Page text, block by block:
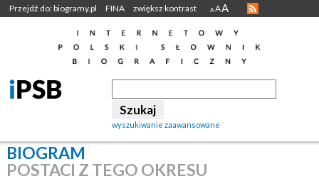
Przejdź do: biogramy.pl FINA zwiększ kontrast A AA
wyszukiwanie zaawansowane
BIOGRAM
POSTACI Z TEGO OKRESU